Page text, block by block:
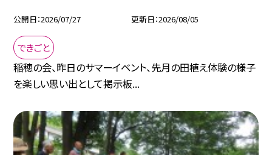
公開日 2026/07/27 更新日 2026/08/05
できごと
稲穂の会、昨日のサマーイベント、先月の田植え体験の様子
を楽しい思い出として掲示板...